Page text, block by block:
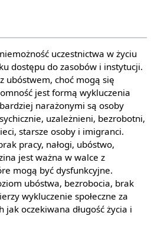
uczestnictwa w życiu
dostępu do zasobów i instytucji.
ubóstwem, choć mogą się
jest formą wykluczenia
narażonymi są osoby
uzależnieni, bezrobotni,
starsze osoby i imigranci.
pracy, nałogi, ubóstwo,
jest ważna w walce z
mogą być dysfunkcyjne.
ubóstwa, bezrobocia, brak
wykluczenie społeczne za
oczekiwana długość życia i